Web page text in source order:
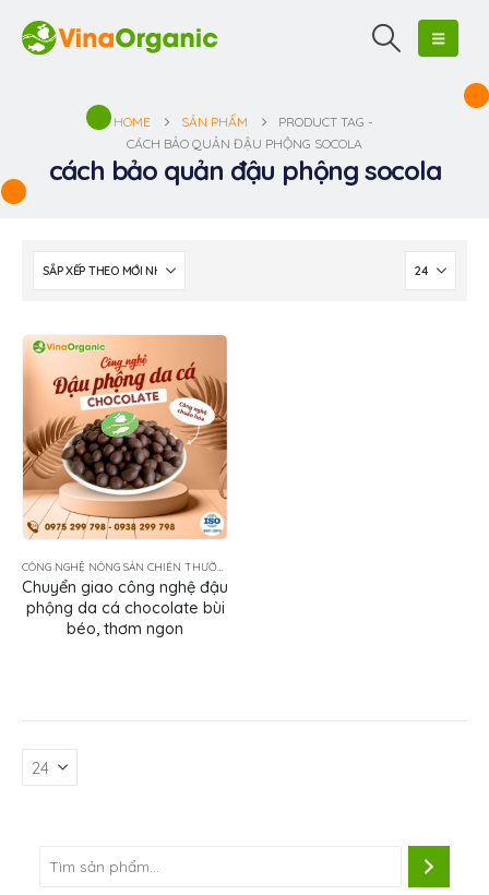
HOME SẢN PHẨM
PRODUCT TAG -
CÁCH BẢO QUẢN ĐẬU PHỘNG SOCOLA
cách bảo quản đậu phộng socola
CÔNG NGHỆ NÔNG SẢN CHIÊN THƯỜNG TẨM GIA VỊ
Chuyển giao công nghệ đậu
phộng da cá chocolate bùi
béo, thơm ngon